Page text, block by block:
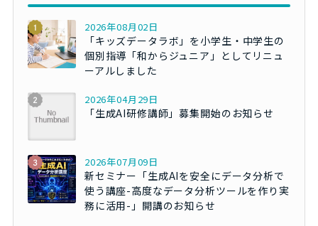
2026年08月02日
「キッズデータラボ」を小学生・中学生の
個別指導「和からジュニア」としてリニュ
ーアルしました
2026年04月29日
「生成AI研修講師」募集開始のお知らせ
2026年07月09日
新セミナー「生成AIを安全にデータ分析で
使う講座-高度なデータ分析ツールを作り実
務に活用-」開講のお知らせ